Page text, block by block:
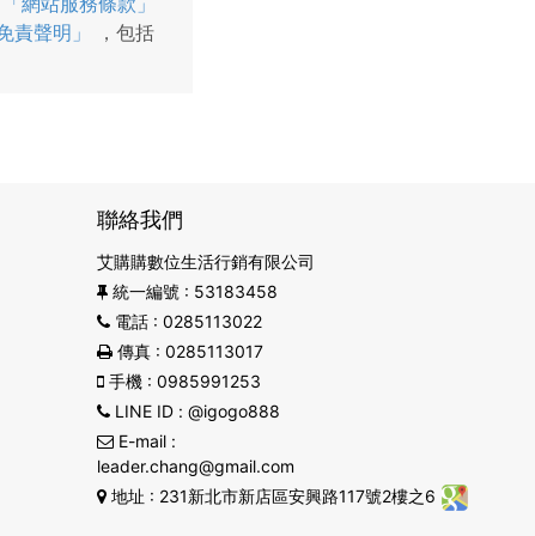
責聲明」
，包括
聯絡我們
艾購購數位生活行銷有限公司
統一編號 : 53183458
電話: 0285113022
傳真: 0285113017
手機: 0985991253
LINE ID: @igogo888
E-mail:
leader.chang@gmail.com
地址 : 231新北市新店區安興路117號2樓之6